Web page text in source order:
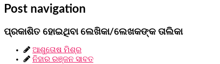
Post navigation
ପ୍ରକାଶିତ ହୋଇଥିବା ଲେଖିକା/ଲେଖକଙ୍କ ତାଲିକା
ଆଶୁତୋଷ ମିଶ୍ର
ନିହାର ରଞ୍ଜନ ସାବତ